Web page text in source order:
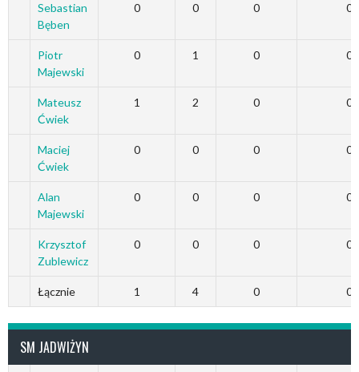
Sebastian
Bęben
0 0 0 0
Piotr
Majewski
0 1 0 0
Mateusz
Ćwiek
1 2 0 0
Maciej
Ćwiek
0 0 0 0
Alan
Majewski
0 0 0 0
Krzysztof
Zublewicz
0 0 0 0
Łącznie 1 4 0 0
SM JADWIŻYN